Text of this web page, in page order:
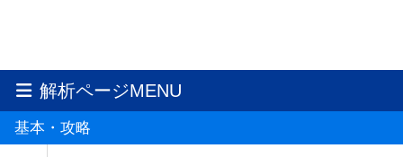
解析ページMENU
基本・攻略